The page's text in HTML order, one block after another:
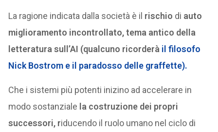
La ragione indicata dalla società è il rischio di auto
miglioramento incontrollato, tema antico della
letteratura sull’AI (qualcuno ricorderà il filosofo
Nick Bostrom e il paradosso delle graffette).
Che i sistemi più potenti inizino ad accelerare in
modo sostanziale la costruzione dei propri
successori, riducendo il ruolo umano nel ciclo di